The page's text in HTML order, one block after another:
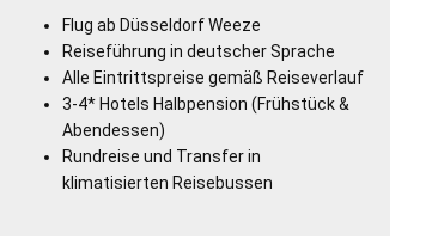
Flug ab Düsseldorf Weeze
Reiseführung in deutscher Sprache
Alle Eintrittspreise gemäß Reiseverlauf
3-4* Hotels Halbpension (Frühstück &
Abendessen)
Rundreise und Transfer in
klimatisierten Reisebussen